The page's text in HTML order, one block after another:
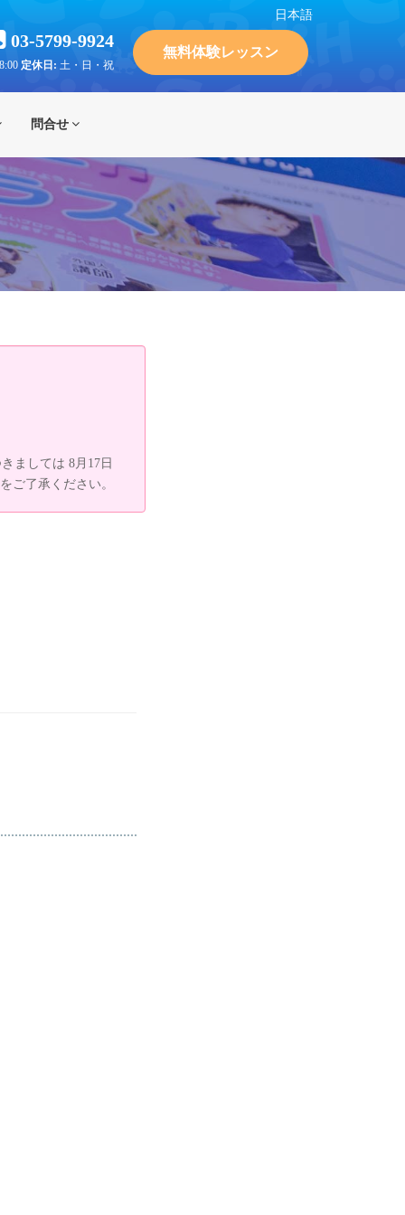
日本語
03-5799-9924
定休日: 土・日・祝
無料体験レッスン
問合せ
ましては 8月17日
ご了承ください。